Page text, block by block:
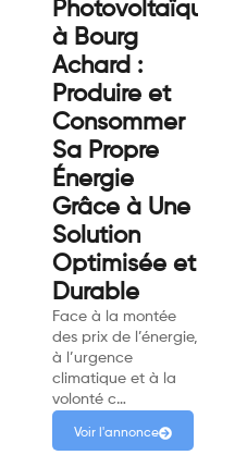
Photovoltaïque
à Bourg
Achard :
Produire et
Consommer
Sa Propre
Énergie
Grâce à Une
Solution
Optimisée et
Durable
Face à la montée
des prix de l’énergie,
à l’urgence
climatique et à la
volonté c…
Voir l'annonce